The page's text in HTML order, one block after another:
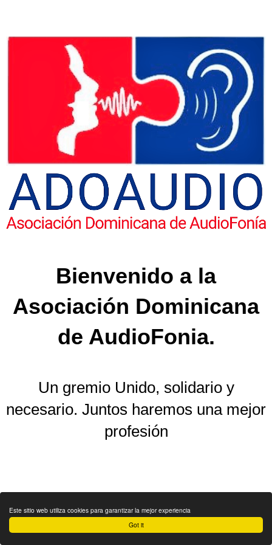
Got it
Este sitio web utiliza cookies para garantizar la mejor experiencia
Bienvenido a la
Asociación Dominicana
de AudioFonia.
Un gremio Unido, solidario y
necesario. Juntos haremos una mejor
profesión